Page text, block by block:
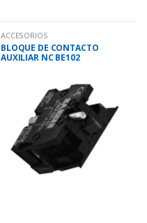
ACCESORIOS
BLOQUE DE CONTACTO
AUXILIAR NC BE102